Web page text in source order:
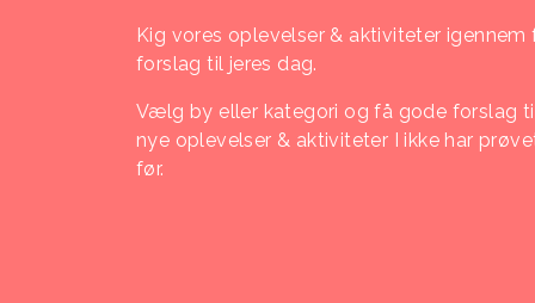
Kig vores oplevelser & aktiviteter igennem
forslag til jeres dag.
Vælg by eller kategori og få gode forslag
nye oplevelser & aktiviteter I ikke har
før.